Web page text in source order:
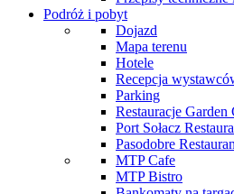
Podróż i pobyt
Dojazd
Mapa terenu
Hotele
Recepcja
Parking
Restauracje Garden
Port Sołacz
Pasodobre
MTP Cafe
MTP Bistro